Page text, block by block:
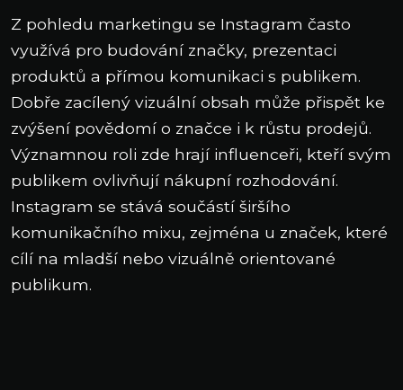
Z pohledu marketingu se Instagram často
využívá pro budování značky, prezentaci
produktů a přímou komunikaci s publikem.
Dobře zacílený vizuální obsah může přispět ke
zvýšení povědomí o značce i k růstu prodejů.
Významnou roli zde hrají influenceři, kteří svým
publikem ovlivňují nákupní rozhodování.
Instagram se stává součástí širšího
komunikačního mixu, zejména u značek, které
cílí na mladší nebo vizuálně orientované
publikum.